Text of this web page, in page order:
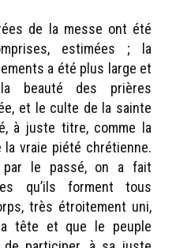
de la messe ont été
estimées ; la
a été plus large et
beauté des prières
et le culte de la sainte
à juste titre, comme la
la vraie piété chrétienne.
le passé, on a fait
qu’ils forment tous
très étroitement uni,
tête et que le peuple